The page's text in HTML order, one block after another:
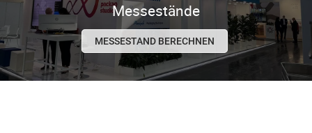
Messestände
MESSESTAND BERECHNEN